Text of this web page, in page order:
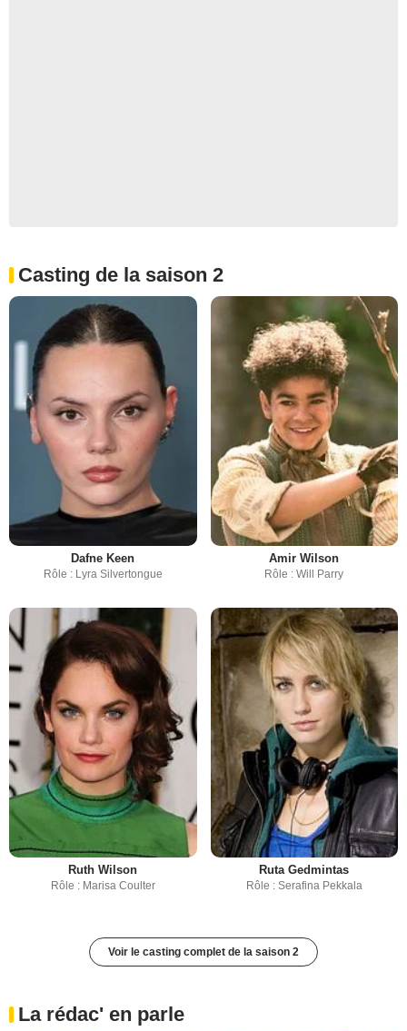
Casting de la saison 2
Dafne Keen
Rôle : Lyra Silvertongue
Amir Wilson
Rôle : Will Parry
Ruth Wilson
Rôle : Marisa Coulter
Ruta Gedmintas
Rôle : Serafina Pekkala
Voir le casting complet de la saison 2
La rédac' en parle